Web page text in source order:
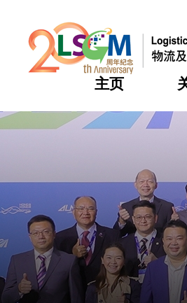
主页
热门
热门
热门
热门
热门